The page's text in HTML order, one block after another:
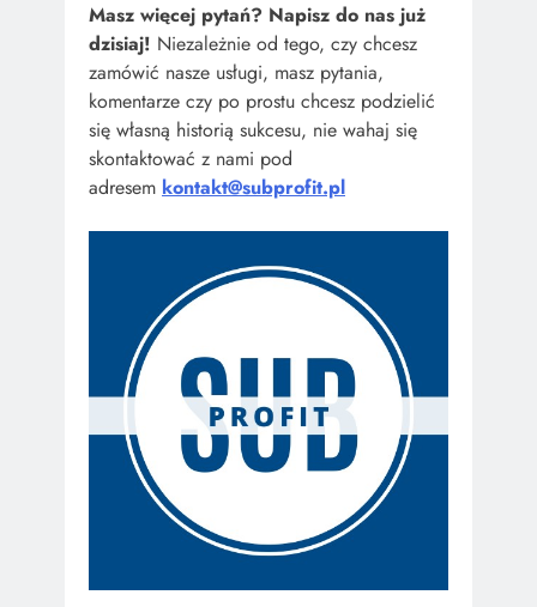
Masz więcej pytań? Napisz do nas już
dzisiaj! Niezależnie od tego, czy chcesz
zamówić nasze usługi, masz pytania,
komentarze czy po prostu chcesz podzielić
się własną historią sukcesu, nie wahaj się
skontaktować z nami pod
adresem kontakt@subprofit.pl